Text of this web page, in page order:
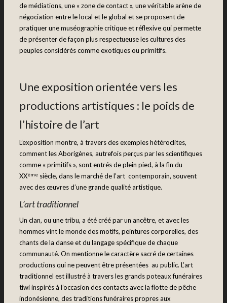
de médiations, une « zone de contact », une véritable arène de
négociation entre le local et le global et se proposent de
pratiquer une muséographie critique et réflexive qui permette
de présenter de façon plus respectueuse les cultures des
peuples considérés comme exotiques ou primitifs.
Une exposition orientée vers les
productions artistiques : le poids de
l’histoire de l’art
L’exposition montre, à travers des exemples hétéroclites,
comment les Aborigènes, autrefois perçus par les scientifiques
comme « primitifs », sont entrés de plein pied, à la fin du
XXème siècle, dans le marché de l’art contemporain, souvent
avec des œuvres d’une grande qualité artistique.
L’art traditionnel
Un clan, ou une tribu, a été créé par un ancêtre, et avec les
hommes vint le monde des motifs, peintures corporelles, des
chants de la danse et du langage spécifique de chaque
communauté. On mentionne le caractère sacré de certaines
productions qui ne peuvent être présentées au public. L’art
traditionnel est illustré à travers les grands poteaux funéraires
tiwi inspirés à l’occasion des contacts avec la flotte de pêche
indonésienne, des traditions funéraires propres aux